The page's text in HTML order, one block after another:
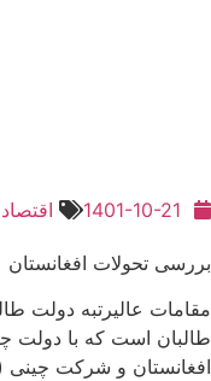
1401-10-21
بررسی تحولات افغانستان